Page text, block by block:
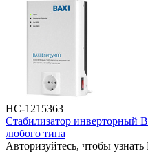
НС-1215363
Стабилизатор инверторный
любого типа
Авторизуйтесь, чтобы